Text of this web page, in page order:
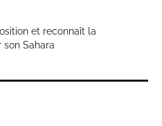
et reconnaît la
son Sahara